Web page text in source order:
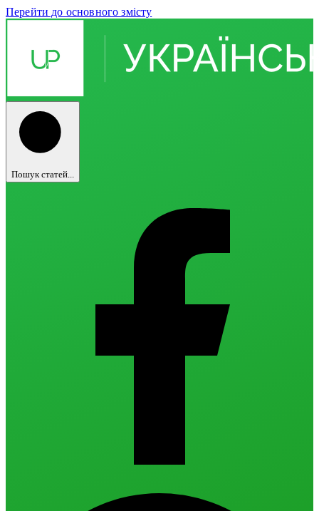
Перейти до основного змісту
Пошук статей...